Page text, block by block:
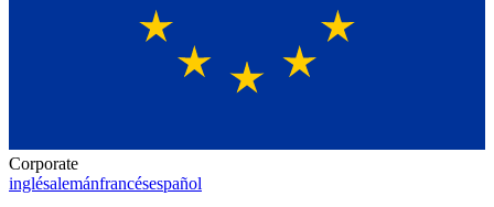
Corporate
inglésalemánfrancésespañol